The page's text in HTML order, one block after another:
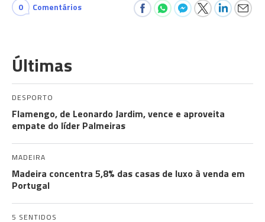
0 Comentários
Últimas
DESPORTO
Flamengo, de Leonardo Jardim, vence e aproveita
empate do líder Palmeiras
MADEIRA
Madeira concentra 5,8% das casas de luxo à venda em
Portugal
5 SENTIDOS